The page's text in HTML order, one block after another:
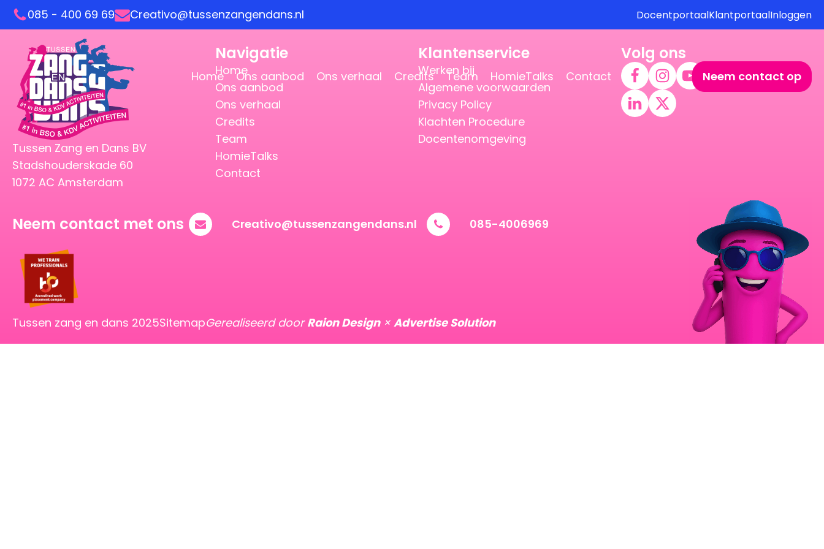
085 - 400 69 69 Creativo@tussenzangendans.nl DocentportaalKlantportaalInloggen
Home Ons aanbod Ons verhaal Credits Team HomieTalks Contact Neem contact op
Tussen Zang en Dans BV
Stadshouderskade 60
1072 AC Amsterdam
Navigatie
Home
Ons aanbod
Ons verhaal
Credits
Team
HomieTalks
Contact
Klantenservice
Werken bij
Algemene voorwaarden
Privacy Policy
Klachten Procedure
Docentenomgeving
Volg ons
Neem contact met ons Creativo@tussenzangendans.nl 085-4006969
Tussen zang en dans 2025SitemapGerealiseerd doorRaion Design× Advertise Solution